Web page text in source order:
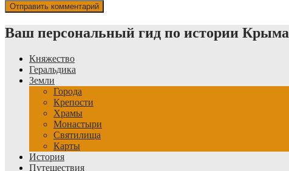
Ваш персональный гид по истории Крыма
Княжество
Геральдика
Земли
Города
Крепости
Храмы
Монастыри
Святилища
Карты
История
Путешествия